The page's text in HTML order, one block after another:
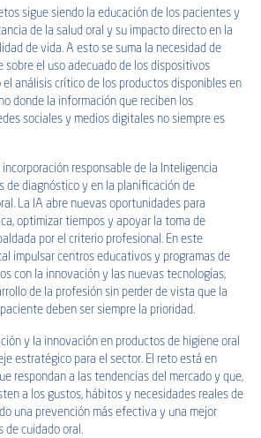
sigue siendo la educación de los pacientes y
de la salud oral y su impacto directo en la
de vida. A esto se suma la necesidad de
sobre el uso adecuado de los dispositivos
análisis crítico de los productos disponibles en
donde la información que reciben los
sociales y medios digitales no siempre es
responsable de la Inteligencia
de diagnóstico y en la planificación de
La IA abre nuevas oportunidades para
optimizar tiempos y apoyar la toma de
por el criterio profesional. En este
impulsar centros educativos y programas de
con la innovación y las nuevas tecnologías,
de la profesión sin perder de vista que la
deben ser siempre la prioridad.
y la innovación en productos de higiene oral
estratégico para el sector. El reto está en
respondan a las tendencias del mercado y que,
a los gustos, hábitos y necesidades reales de
una prevención más efectiva y una mejor
de cuidado oral.